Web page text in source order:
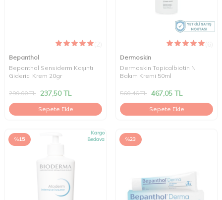
Bepanthol
Bepanthol Sensiderm Kaşıntı
Giderici Krem 20gr
299,00TL 237,50TL
Sepete Ekle
Dermoskin
Dermoskin Topicalbiotin N
Bakım Kremi 50ml
560,46TL 467,05 TL
Sepete Ekle
%15
Kargo
Bedava
%23